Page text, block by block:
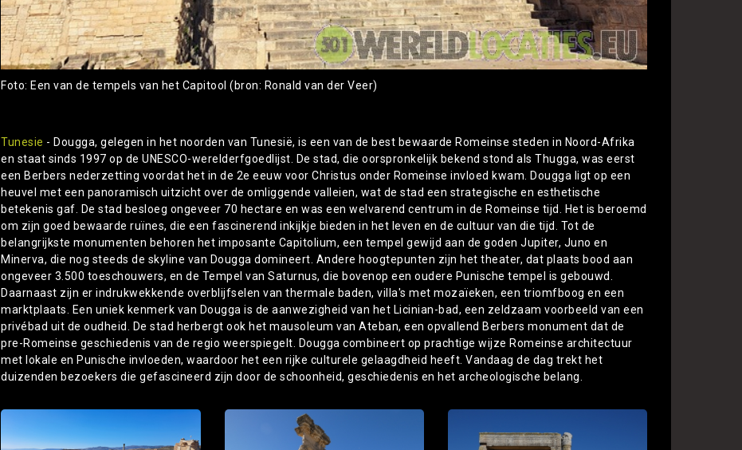
Foto: Een van de tempels van het Capitool (bron: Ronald van der Veer)
Tunesie - Dougga, gelegen in het noorden van Tunesië, is een van de best bewaarde Romeinse steden in Noord-Afrika
en staat sinds 1997 op de UNESCO-werelderfgoedlijst. De stad, die oorspronkelijk bekend stond als Thugga, was eerst
een Berbers nederzetting voordat het in de 2e eeuw voor Christus onder Romeinse invloed kwam. Dougga ligt op een
heuvel met een panoramisch uitzicht over de omliggende valleien, wat de stad een strategische en esthetische
betekenis gaf. De stad besloeg ongeveer 70 hectare en was een welvarend centrum in de Romeinse tijd. Het is beroemd
om zijn goed bewaarde ruïnes, die een fascinerend inkijkje bieden in het leven en de cultuur van die tijd. Tot de
belangrijkste monumenten behoren het imposante Capitolium, een tempel gewijd aan de goden Jupiter, Juno en
Minerva, die nog steeds de skyline van Dougga domineert. Andere hoogtepunten zijn het theater, dat plaats bood aan
ongeveer 3.500 toeschouwers, en de Tempel van Saturnus, die bovenop een oudere Punische tempel is gebouwd.
Daarnaast zijn er indrukwekkende overblijfselen van thermale baden, villa's met mozaïeken, een triomfboog en een
marktplaats. Een uniek kenmerk van Dougga is de aanwezigheid van het Licinian-bad, een zeldzaam voorbeeld van een
privébad uit de oudheid. De stad herbergt ook het mausoleum van Ateban, een opvallend Berbers monument dat de
pre-Romeinse geschiedenis van de regio weerspiegelt. Dougga combineert op prachtige wijze Romeinse architectuur
met lokale en Punische invloeden, waardoor het een rijke culturele gelaagdheid heeft. Vandaag de dag trekt het
duizenden bezoekers die gefascineerd zijn door de schoonheid, geschiedenis en het archeologische belang.